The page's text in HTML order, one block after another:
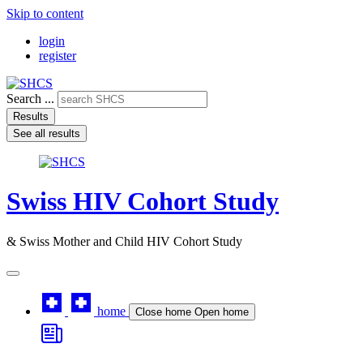
Skip to content
login
register
Search ...
Results
See all results
Swiss HIV Cohort Study
& Swiss Mother and Child HIV Cohort Study
home Close home Open home